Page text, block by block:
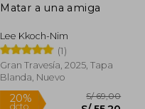
10%
dcto. S/
Matar a una amiga
Lee Kkoch-Nim
(1)
Gran Travesía, 2025, Tapa
Blanda, Nuevo